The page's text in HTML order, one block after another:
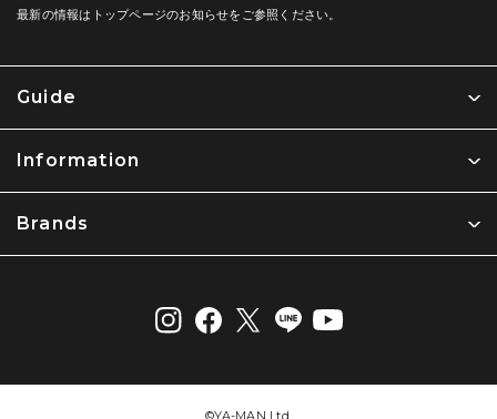
Guide
Information
Brands
最新の情報はトップページのお知らせをご参照ください。
©︎YA-MAN Ltd.